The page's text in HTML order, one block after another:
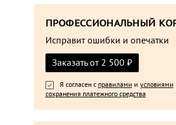
ПРОФЕССИОНАЛЬНЫЙ
Исправит ошибки и опечатки
Заказать от 2 500 ₽
Я согласен с правилами и условиями
сохранения платежного средства